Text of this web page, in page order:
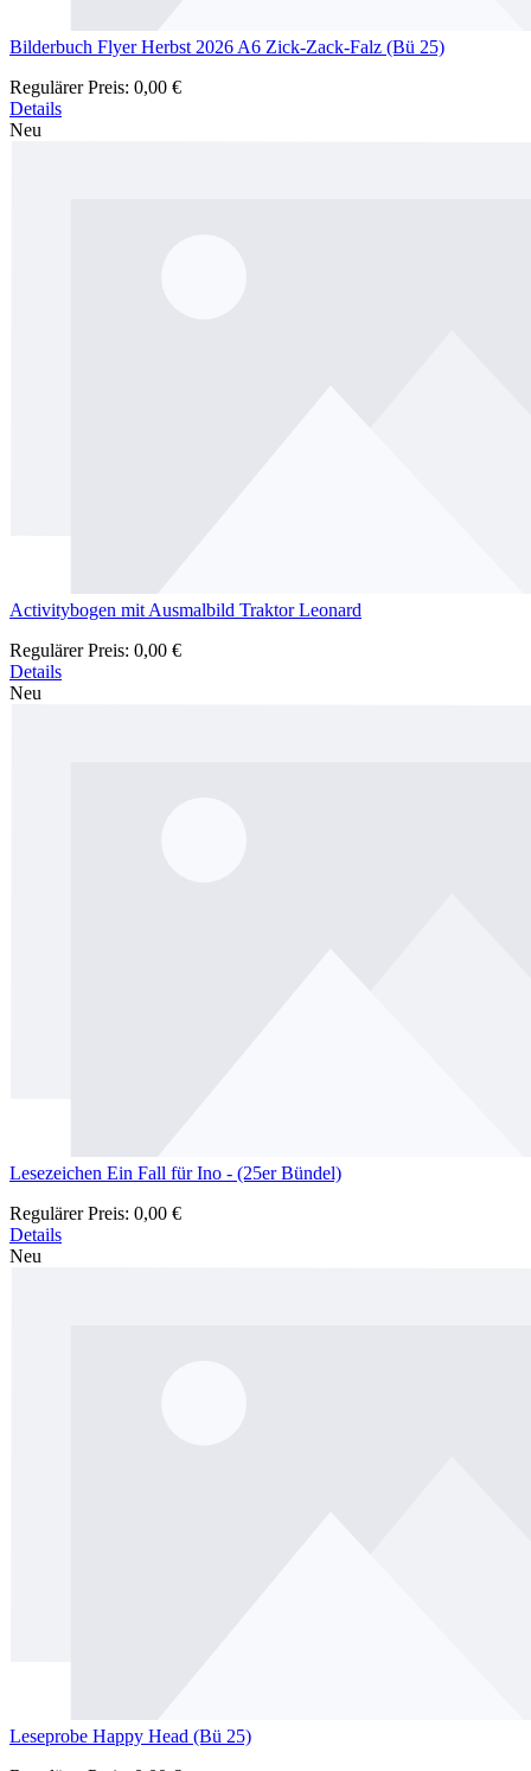
Bilderbuch Flyer Herbst 2026 A6 Zick-Zack-Falz (Bü 25)
Regulärer Preis: 0,00 €
Details
Neu
Activitybogen mit Ausmalbild Traktor Leonard
Regulärer Preis: 0,00 €
Details
Neu
Lesezeichen Ein Fall für Ino - (25er Bündel)
Regulärer Preis: 0,00 €
Details
Neu
Leseprobe Happy Head (Bü 25)